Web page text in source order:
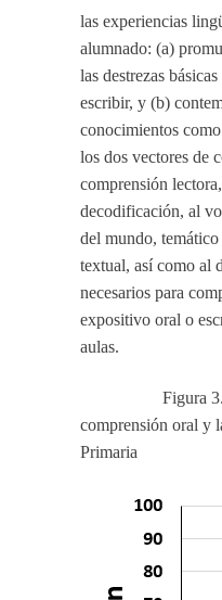
las experiencias
alumnado: (a)
las destrezas
escribir, y (b)
conocimientos
los dos vectores de
comprensión
decodificación, al
del mundo,
textual, así como al
necesarios para
expositivo oral o
aulas.
Figura 3. La
comprensión oral y
Primaria